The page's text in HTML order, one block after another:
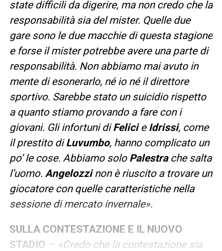
state difficili da digerire, ma non credo che la
responsabilità sia del mister. Quelle due
gare sono le due macchie di questa stagione
e forse il mister potrebbe avere una parte di
responsabilità. Non abbiamo mai avuto in
mente di esonerarlo, né io né il direttore
sportivo. Sarebbe stato un suicidio rispetto
a quanto stiamo provando a fare con i
giovani. Gli infortuni diFelicie Idrissi, come
il prestito diLuvumbo, hanno complicato un
po’ le cose. Abbiamo solo Palestrache salta
l’uomo. Angelozzinon è riuscito a trovare un
giocatore con quelle caratteristiche nella
sessione di mercato invernale».
SULLA CONTESTAZIONE E IL NUOVO
STADIO – «Credo che la contestazione sia